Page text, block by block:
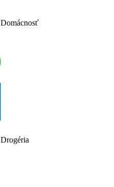
Domácnosť
Drogéria